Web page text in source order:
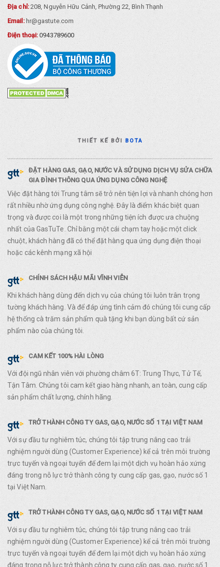
Địa chỉ:208, Nguyễn Hữu Cảnh, Phường 22, Bình Thạnh
Email:hr@gastute.com
Điện thoại:0943789600
THIẾT KẾ BỞIBOTA
ĐẶT HÀNG GAS, GẠO, NƯỚC VÀ SỬ DỤNG DỊCH VỤ SỬA CHỮA
GIA ĐÌNH THÔNG QUA ỨNG DỤNG CÔNG NGHỆ
Việc đặt hàng tới Trung tâm sẽ trở nên tiện lợi và nhanh chóng hơn
rất nhiều nhờ ứng dụng công nghệ. Đây là điểm khác biệt quan
trọng và được coi là một trong những tiện ích được ưa chuộng
nhất của GasTuTe. Chỉ bằng một cái chạm tay hoặc một click
chuột, khách hàng đã có thể đặt hàng qua ứng dụng điện thoại
hoặc các kênh mạng xã hội
CHÍNH SÁCH HẬU MÃI VĨNH VIỄN
Khi khách hàng dùng đến dịch vụ của chúng tôi luôn trân trọng
tường khách hàng. Và để đáp ứng tình cảm đó chúng tôi cung cấp
hệ thống cà trăm sản phẩm quà tặng khi bạn dùng bất cứ sản
phẩm nào của chúng tôi.
CAM KẾT 100% HÀI LÒNG
Với đội ngũ nhân viên với phường châm 6T: Trung Thực, Tử Tế,
Tận Tâm. Chúng tôi cam kết giao hàng nhanh, an toàn, cung cấp
sản phẩm chất lượng, chính hãng.
TRỞ THÀNH CÔNG TY GAS, GẠO, NƯỚC SỐ 1 TẠI VIỆT NAM
Với sự đầu tư nghiêm túc, chúng tôi tập trung nâng cao trải
nghiệm người dùng (Customer Experience) kể cả trên môi trường
trực tuyến và ngoại tuyến để đem lại một dịch vụ hoàn hảo xứng
đáng trong nỗ lực trở thành công ty cung cấp gas, gạo, nước số 1
tại Việt Nam.
TRỞ THÀNH CÔNG TY GAS, GẠO, NƯỚC SỐ 1 TẠI VIỆT NAM
Với sự đầu tư nghiêm túc, chúng tôi tập trung nâng cao trải
nghiệm người dùng (Customer Experience) kể cả trên môi trường
trực tuyến và ngoại tuyến để đem lại một dịch vụ hoàn hảo xứng
đáng trong nỗ lực trở thành công ty cung cấp gas, gạo, nước số 1